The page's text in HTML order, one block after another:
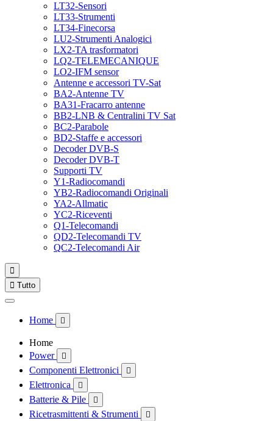
LT32-Sensori
LT33-Strumenti
LT34-Finecorsa
LU2-Strumenti Analogici
LX2-TA trasformatori
LQ2-TELEMECANIQUE
LO2-IFM sensor
Antenne e accessori TV-Sat
BA2-Antenne TV
BA31-Fracarro antenne
BB2-LNB & Centralini TV Sat
BC2-Parabole
BD2-Staffe e accessori
Decoder DVB-S
Decoder DVB-T
Supporti TV
Y1-Radiocomandi
YB2-Radiocomandi Originali
YA2-Allmatic
YC2-Riceventi
Q1-Telecomandi
QD2-Telecomandi TV
QC2-Telecomandi Air

 Tutto
Home 
Home
Power

Componenti Elettronici 
Elettronica 
Batterie & Pile 
Ricetrasmittenti & Strumenti 